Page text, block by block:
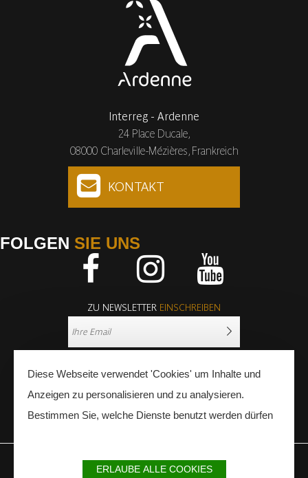
Interreg - Ardenne
24 Place Ducale,
08000 Charleville-Mézières, Frankreich
KONTAKT
FOLGEN SIE UNS
ZU NEWSLETTER EINSCHREIBEN
PRESSE FACHLEUTE
IMPRESSUM SITEMAP PARTNER
Diese Webseite verwendet 'Cookies' um Inhalte und
Anzeigen zu personalisieren und zu analysieren.
Bestimmen Sie, welche Dienste benutzt werden dürfen
ERLAUBE ALLE COOKIES